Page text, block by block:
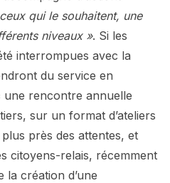
qui le souhaitent, une
niveaux ». Si les
interrompues avec la
du service en
rencontre annuelle
sur un format d’ateliers
près des attentes, et
citoyens-relais, récemment
la création d’une